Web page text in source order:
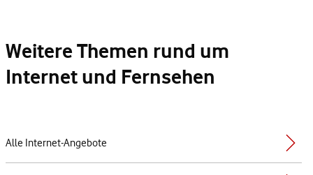
Weitere Themen rund um
Internet und Fernsehen
Alle Internet-Angebote